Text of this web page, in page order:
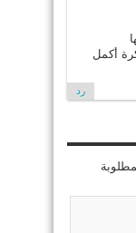
أكمل
رد